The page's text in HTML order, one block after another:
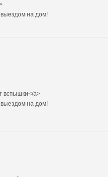
выездом на дом!
вспышки</a>
выездом на дом!